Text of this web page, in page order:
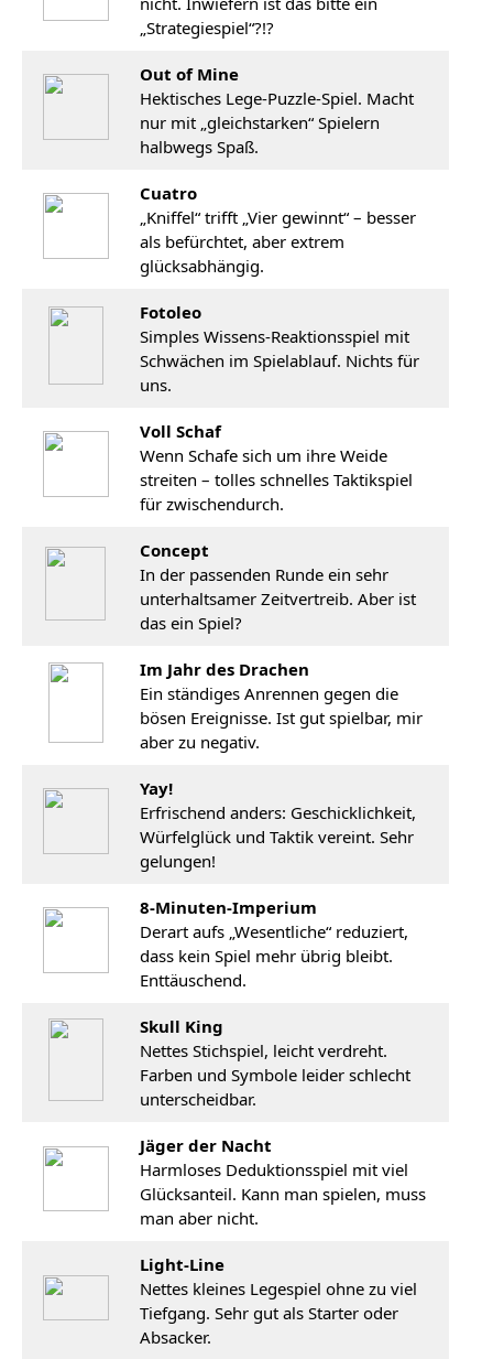
„Strategiespiel“?!?
Out of Mine
Hektisches Lege-Puzzle-Spiel. Macht
nur mit „gleichstarken“ Spielern
halbwegs Spaß.
Cuatro
„Kniffel“ trifft „Vier gewinnt“ – besser
als befürchtet, aber extrem
glücksabhängig.
Fotoleo
Simples Wissens-Reaktionsspiel mit
Schwächen im Spielablauf. Nichts für
uns.
Voll Schaf
Wenn Schafe sich um ihre Weide
streiten – tolles schnelles Taktikspiel
für zwischendurch.
Concept
In der passenden Runde ein sehr
unterhaltsamer Zeitvertreib. Aber ist
das ein Spiel?
Im Jahr des Drachen
Ein ständiges Anrennen gegen die
bösen Ereignisse. Ist gut spielbar, mir
aber zu negativ.
Yay!
Erfrischend anders: Geschicklichkeit,
Würfelglück und Taktik vereint. Sehr
gelungen!
8-Minuten-Imperium
Derart aufs „Wesentliche“ reduziert,
dass kein Spiel mehr übrig bleibt.
Enttäuschend.
Skull King
Nettes Stichspiel, leicht verdreht.
Farben und Symbole leider schlecht
unterscheidbar.
Jäger der Nacht
Harmloses Deduktionsspiel mit viel
Glücksanteil. Kann man spielen, muss
man aber nicht.
Light-Line
Nettes kleines Legespiel ohne zu viel
Tiefgang. Sehr gut als Starter oder
Absacker.